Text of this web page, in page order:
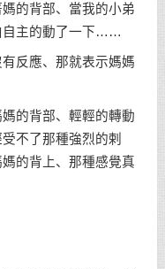
的背部、當我的小弟
自主的動了一下……
反應、那就表示媽媽
的背部、輕輕的轉動
不了那種強烈的剌
的背上、那種感覺真